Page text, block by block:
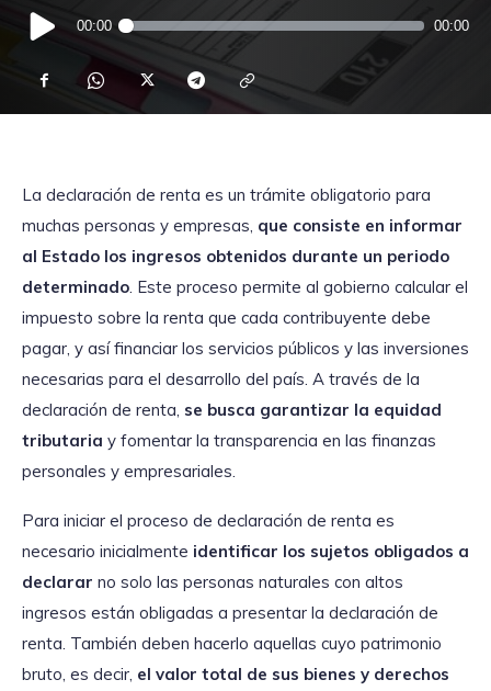
Reproductor
de
00:00 00:00
La declaración de renta es un trámite obligatorio para
muchas personas y empresas, que consiste en informar
al Estado los ingresos obtenidos durante un periodo
determinado . Este proceso permite al gobierno calcular el
impuesto sobre la renta que cada contribuyente debe
pagar, y así financiar los servicios públicos y las inversiones
necesarias para el desarrollo del país. A través de la
declaración de renta, se busca garantizar la equidad
tributaria y fomentar la transparencia en las finanzas
personales y empresariales.
Para iniciar el proceso de declaración de renta es
necesario inicialmente identificar los sujetos obligados a
declarar no solo las personas naturales con altos
ingresos están obligadas a presentar la declaración de
renta. También deben hacerlo aquellas cuyo patrimonio
bruto, es decir, el valor total de sus bienes y derechos